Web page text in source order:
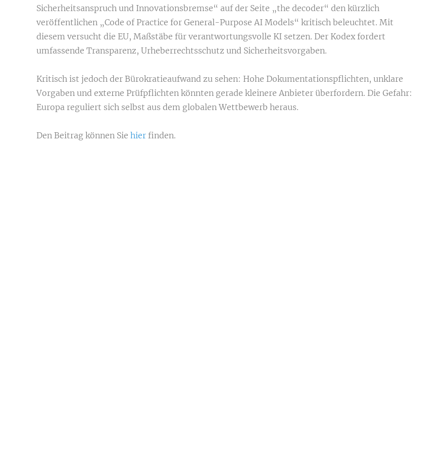
Sicherheitsanspruch und Innovationsbremse“ auf der Seite „the decoder“ den kürzlich
veröffentlichen „Code of Practice for General-Purpose AI Models“ kritisch beleuchtet. Mit
diesem versucht die EU, Maßstäbe für verantwortungsvolle KI setzen. Der Kodex fordert
umfassende Transparenz, Urheberrechtsschutz und Sicherheitsvorgaben.
Kritisch ist jedoch der Bürokratieaufwand zu sehen: Hohe Dokumentationspflichten, unklare
Vorgaben und externe Prüfpflichten könnten gerade kleinere Anbieter überfordern. Die Gefahr:
Europa reguliert sich selbst aus dem globalen Wettbewerb heraus.
Den Beitrag können Sie hier finden.